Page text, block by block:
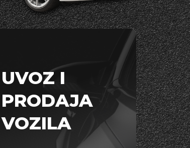
UVOZ I
PRODAJA
VOZILA